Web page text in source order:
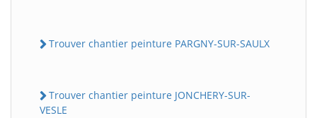
Trouver chantier peinture PARGNY-SUR-SAULX
Trouver chantier peinture JONCHERY-SUR-
VESLE